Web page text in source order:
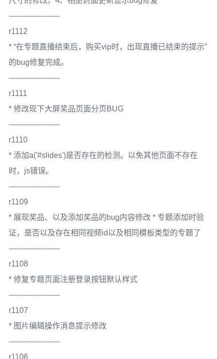
---------------------
r1112
* “在专题直播结束后，购买vip时，出现直播已结束的提示”
的bug修复完成。
---------------------
r1111
* 修改现下大屏奖品页面分页BUG
---------------------
r1110
* 添加a('#slides')是否存在的检测。以免其他页面不存在
时，js错误。
---------------------
r1109
* 展现奖品、以及添加奖品的bug内容修改 * 专题添加时验
证，是否以及存在相同视频id以及相同模板类型的专题了
---------------------
r1108
* 修复专题页面注册登录按钮默认样式
---------------------
r1107
* 图片编辑操作消息提示修改
---------------------
r1106